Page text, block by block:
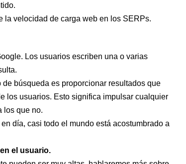
la velocidad de carga web en los SERPs.
Los usuarios escriben una o varias
búsqueda es proporcionar resultados que
los usuarios. Esto significa impulsar cualquier
los que no.
en día, casi todo el mundo está acostumbrado a
el usuario.